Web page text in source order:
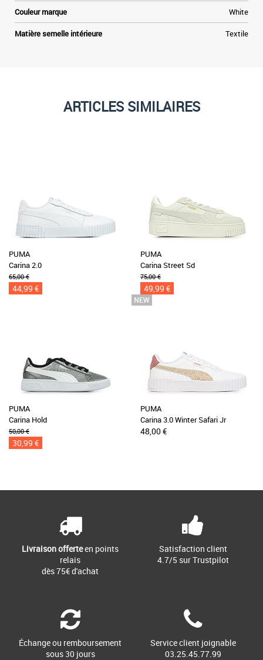
Couleur marque White
Matière semelle intérieure Textile
ARTICLES SIMILAIRES
PUMA
Carina 2.0
65,00 €
44,99 €
PUMA
Carina Street Sd
75,00 €
49,99 €
PUMA
Carina Hold
50,00 €
30,99 €
PUMA
Carina 3.0 Winter Safari Jr
48,00 €
Livraison offerteen points
relais
dès 75€ d'achat
Satisfaction client
4.7/5 sur Trustpilot
Échange ou remboursement
sous 30 jours
Service client joignable
03.25.45.77.99